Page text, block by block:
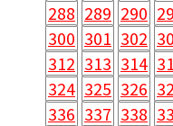
288 289 290
300 301 302
312 313 314
324 325 326
336 337 338